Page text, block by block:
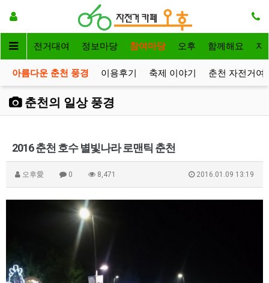
인 자전거대여 정보마당 참여마당 오후 함께해요 자
아름다운 춘천 풍경 이용후기 축제 이야기 춘천 자전거여
춘천의 일상 풍경
2016 춘천 호수 별빛나라 로맨틱 춘천
오후愛 0 8,471 2016.01.09 13:19